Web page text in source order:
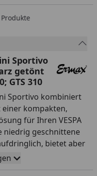
Sportivo
getönt
GTS 310
Sportivo kombiniert
einer kompakten,
für Ihren VESPA
niedrig geschnittene
bietet aber
vor Fahrtwind.